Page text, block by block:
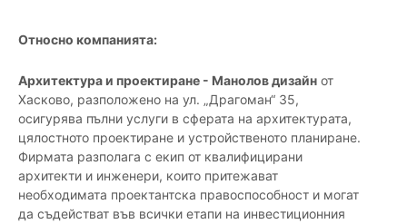
Относно компанията:
Архитектура и проектиране - Манолов дизайн от
Хасково, разположено на ул. „Драгоман“ 35,
осигурява пълни услуги в сферата на архитектурата,
цялостното проектиране и устройственото планиране.
Фирмата разполага с екип от квалифицирани
архитекти и инженери, които притежават
необходимата проектантска правоспособност и могат
да съдействат във всички етапи на инвестиционния